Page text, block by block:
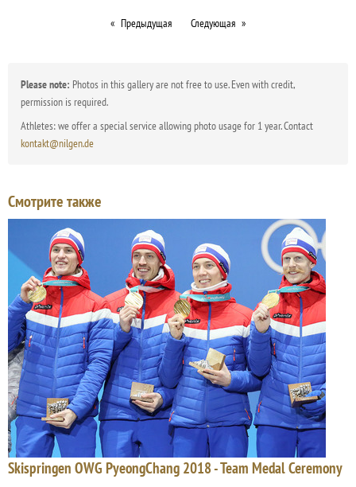
Предыдущая Следующая
Please note: Photos in this gallery are not free to use. Even with credit,
permission is required.
Athletes: we offer a special service allowing photo usage for 1 year. Contact
kontakt@nilgen.de
Смотрите также
Skispringen OWG PyeongChang 2018 - Team Medal Ceremony